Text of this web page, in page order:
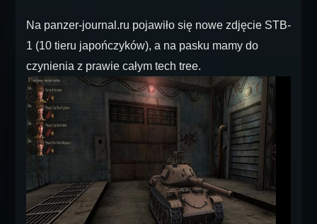
Na panzer-journal.ru pojawiło się nowe zdjęcie STB-
1 (10 tieru japończyków), a na pasku mamy do
czynienia z prawie całym tech tree.